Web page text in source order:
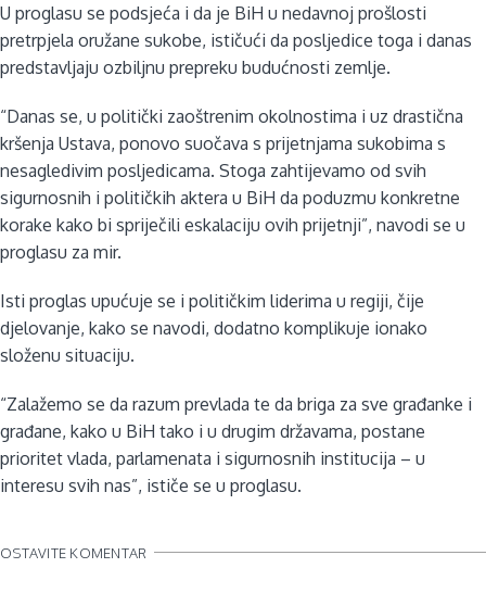
U proglasu se podsjeća i da je BiH u nedavnoj prošlosti
pretrpjela oružane sukobe, ističući da posljedice toga i danas
predstavljaju ozbiljnu prepreku budućnosti zemlje.
“Danas se, u politički zaoštrenim okolnostima i uz drastična
kršenja Ustava, ponovo suočava s prijetnjama sukobima s
nesagledivim posljedicama. Stoga zahtijevamo od svih
sigurnosnih i političkih aktera u BiH da poduzmu konkretne
korake kako bi spriječili eskalaciju ovih prijetnji”, navodi se u
proglasu za mir.
Isti proglas upućuje se i političkim liderima u regiji, čije
djelovanje, kako se navodi, dodatno komplikuje ionako
složenu situaciju.
“Zalažemo se da razum prevlada te da briga za sve građanke i
građane, kako u BiH tako i u drugim državama, postane
prioritet vlada, parlamenata i sigurnosnih institucija – u
interesu svih nas”, ističe se u proglasu.
OSTAVITE KOMENTAR